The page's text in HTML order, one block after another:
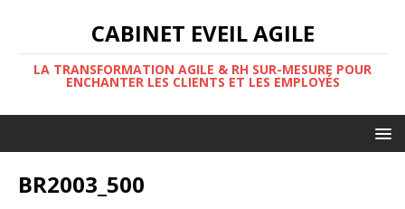
CABINET EVEIL AGILE
LA TRANSFORMATION AGILE & RH SUR-MESURE POUR
ENCHANTER LES CLIENTS ET LES EMPLOYÉS
BR2003_500